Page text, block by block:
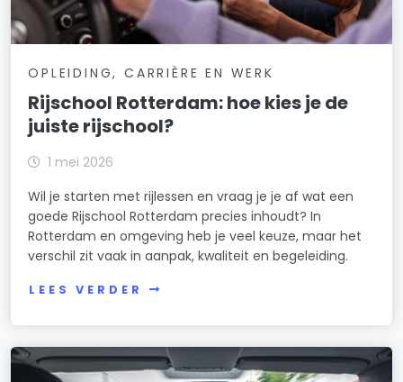
OPLEIDING, CARRIÈRE EN WERK
Rijschool Rotterdam: hoe kies je de
juiste rijschool?
1 mei 2026
Wil je starten met rijlessen en vraag je je af wat een
goede Rijschool Rotterdam precies inhoudt? In
Rotterdam en omgeving heb je veel keuze, maar het
verschil zit vaak in aanpak, kwaliteit en begeleiding.
LEES VERDER